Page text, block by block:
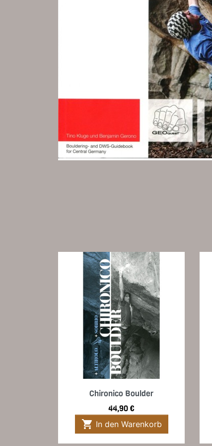
Vorschau
Chironico Boulder
Preis
44,90 €
 In den Warenkorb